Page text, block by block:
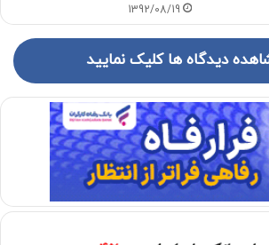
1392/08/19
دیدگاه ها کلیک نمایید